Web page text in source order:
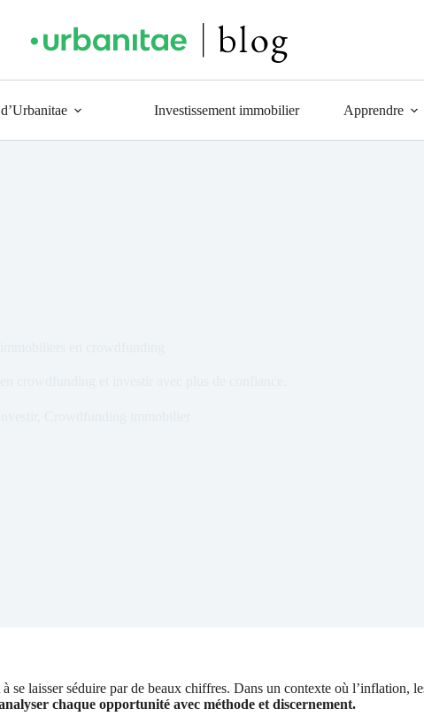
Investissement immobilier Apprendre
laisser séduire par de beaux chiffres. Dans un contexte où l’inflation,
chaque opportunité avec méthode et discernement.